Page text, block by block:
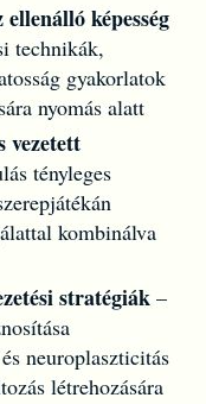
képesség
technikák,
gyakorlatok
nyomás alatt
vezetett
tényleges
kombinálva
stratégiák–
neuroplaszticitás
létrehozására